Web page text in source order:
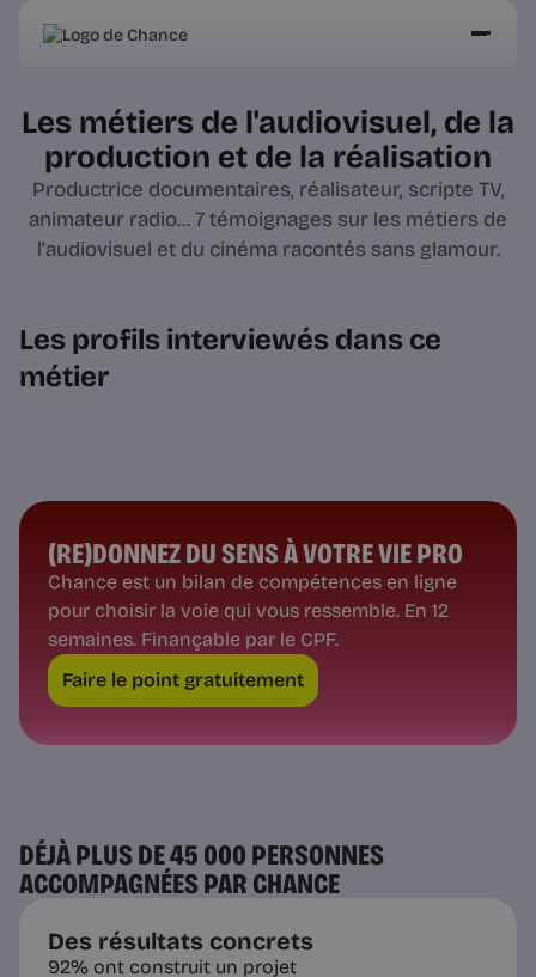
Les métiers de l'audiovisuel, de la
production et de la réalisation
Productrice documentaires, réalisateur, scripte TV,
animateur radio... 7 témoignages sur les métiers de
l'audiovisuel et du cinéma racontés sans glamour.
Les profils interviewés dans ce
métier
(RE)DONNEZ DU SENS À VOTRE VIE PRO
Chance est un bilan de compétences en ligne
pour choisir la voie qui vous ressemble. En 12
semaines. Finançable par le CPF.
Faire le point gratuitement
DÉJÀ PLUS DE 45 000 PERSONNES
ACCOMPAGNÉES PAR CHANCE
Des résultats concrets
92% ont construit un projet